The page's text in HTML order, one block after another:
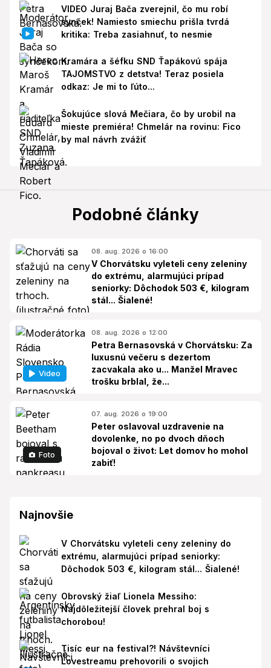
VIDEO Juraj Bača zverejnil, čo mu robí
synček! Namiesto smiechu prišla tvrdá
kritika: Treba zasiahnuť, to nesmie
Kramára a šéfku SND Ťapákovú spája
TAJOMSTVO z detstva! Teraz posiela
odkaz: Je mi to ľúto...
Šokujúce slová Mečiara, čo by urobil na
mieste premiéra! Chmelár na rovinu: Fico
by mal návrh zvážiť
Podobné články
08. aug. 2026 o 16:00
V Chorvátsku vyleteli ceny zeleniny
do extrému, alarmujúci prípad
seniorky: Dôchodok 503 €, kilogram
stál... Šialené!
Video
08. aug. 2026 o 12:00
Petra Bernasovská v Chorvátsku: Za
luxusnú večeru s dezertom
zacvakala ako u... Manžel Mravec
trošku brblal, že...
Foto
07. aug. 2026 o 19:00
Peter oslavoval uzdravenie na
dovolenke, no po dvoch dňoch
bojoval o život: Let domov ho mohol
zabiť!
Najnovšie
V Chorvátsku vyleteli ceny zeleniny do
extrému, alarmujúci prípad seniorky:
Dôchodok 503 €, kilogram stál... Šialené!
Obrovský žiaľ Lionela Messiho:
Najdôležitejší človek prehral boj s
chorobou!
Tisíc eur na festival?! Návštevníci
Lovestreamu prehovorili o svojich